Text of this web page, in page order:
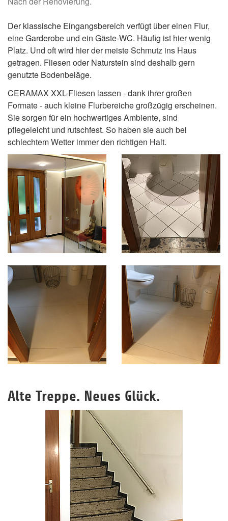
Der klassische Eingangsbereich verfügt über einen Flur,
eine Garderobe und ein Gäste-WC. Häufig ist hier wenig
Platz. Und oft wird hier der meiste Schmutz ins Haus
getragen. Fliesen oder Naturstein sind deshalb gern
genutzte Bodenbeläge.
CERAMAX XXL-Fliesen lassen - dank ihrer großen
Formate - auch kleine Flurbereiche großzügig erscheinen.
Sie sorgen für ein hochwertiges Ambiente, sind
pflegeleicht und rutschfest. So haben sie auch bei
schlechtem Wetter immer den richtigen Halt.
Alte Treppe. Neues Glück.